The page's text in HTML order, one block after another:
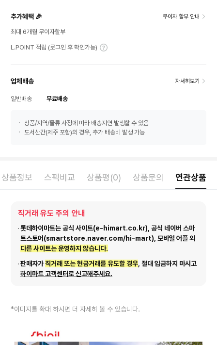
추가혜택 🎉 무이자 할부 안내
최대 6개월 무이자할부
L.POINT 적립 (로그인 후 확인가능)
업체배송 자세히보기
일반배송 무료배송
상품/지역/물류 사정에 따라 배송지연 발생할 수 있음
도서산간(제주 포함)의 경우, 추가 배송비 발생 가능
상품정보 스펙비교 상품평(0) 상품문의 연관상품
직거래 유도 주의 안내
롯데하이마트는 공식 사이트(e-himart.co.kr), 공식 네이버 스마
트스토어(smartstore.naver.com/hi-mart), 모바일 어플 외
다른 사이트는 운영하지 않습니다.
판매자가직거래 또는 현금거래를 유도할 경우 , 절대 입금하지 마시고
하이마트 고객센터로 신고해주세요.
*이미지를 확대 하시면 더 자세히 볼 수 있습니다.